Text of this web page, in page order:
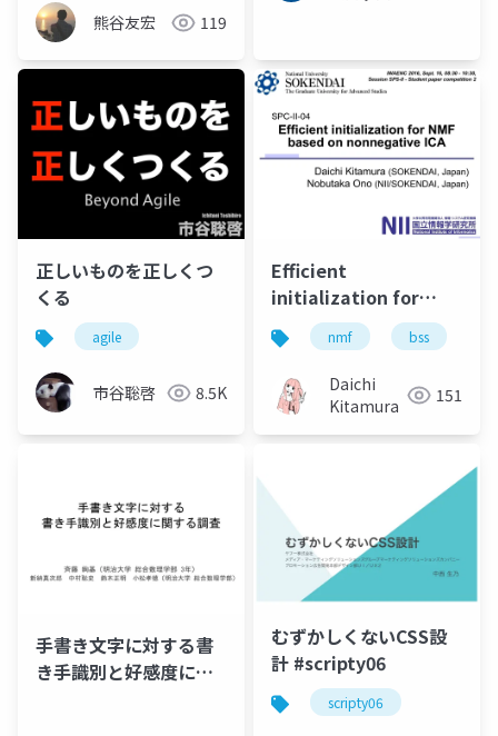
熊谷友宏 119
正しいものを正しくつ
くる
agile
市谷聡啓 8.5K
Efficient
initialization for
nonnegative matrix
factorization based
on nonnegative
independent
component analysis
nmf bss
Daichi
Kitamura
151
手書き文字に対する書
き手識別と好感度に関
むずかしくないCSS設
計 #scripty06
scripty06